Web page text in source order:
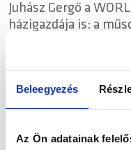
Beleegyezés
Az Ön adatainak
Juhász Gergő a
házigazdája is: a
Rádió 1 életében.
mixműsora a hét
esténként
valóban élőben,
Facebook oldalán,